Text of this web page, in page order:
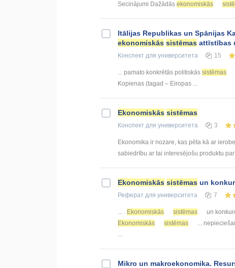
Secinājumi Dažādās ekonomiskās
Itālijas Republikas un Spānijas
ekonomiskās sistēmas attīstības
Конспект для университета 15
... pamato konkrētās politiskās sistēmas
Kopienas (tagad – Eiropas ...
Ekonomiskās sistēmas
Конспект для университета 3
Ekonomika ir nozare, kas pēta kā ar
sabiedrību ar tai interesējošu produktu
Ekonomiskās sistēmas un
Реферат для университета 7
... . Ekonomiskās sistēmas un
Ekonomiskās
sistēmas ...
...
Mikro un makroekonomika.